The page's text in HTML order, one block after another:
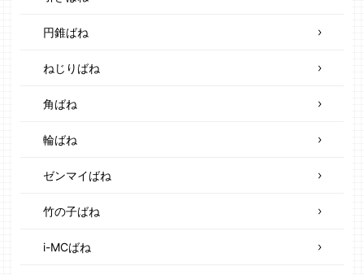
円錐ばね
ねじりばね
角ばね
輪ばね
ゼンマイばね
竹の子ばね
i-MCばね